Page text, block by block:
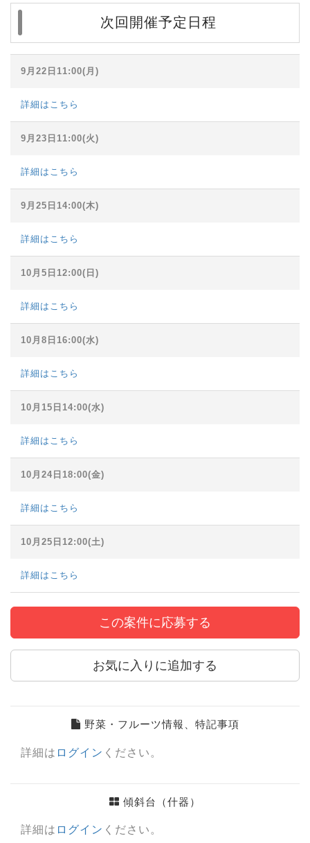
次回開催予定日程
9月22日11:00(月)
詳細はこちら
9月23日11:00(火)
詳細はこちら
9月25日14:00(木)
詳細はこちら
10月5日12:00(日)
詳細はこちら
10月8日16:00(水)
詳細はこちら
10月15日14:00(水)
詳細はこちら
10月24日18:00(金)
詳細はこちら
10月25日12:00(土)
詳細はこちら
この案件に応募する
お気に入りに追加する
野菜・フルーツ情報、特記事項
詳細は ログイン ください。
傾斜台（什器）
詳細は ログイン ください。